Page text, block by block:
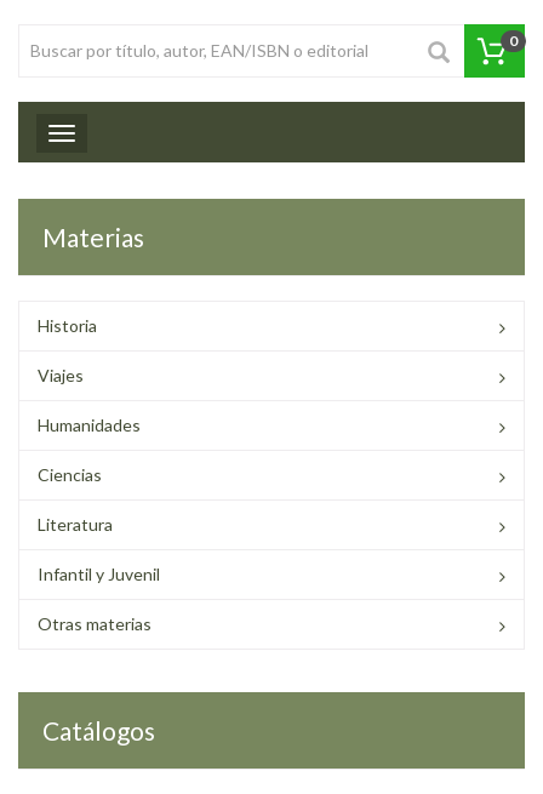
0
Toggle navigation
Materias
Historia
Viajes
Humanidades
Ciencias
Literatura
Infantil y Juvenil
Otras materias
Catálogos